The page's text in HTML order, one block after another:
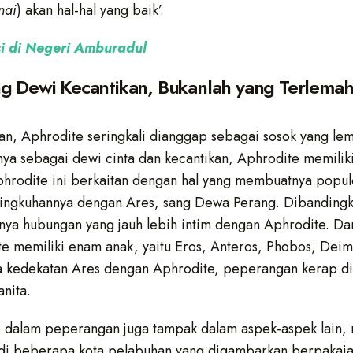
) akan hal-hal yang baik’.
di Negeri Amburadul
Dewi Kecantikan, Bukanlah yang Terlemah
Aphrodite seringkali dianggap sebagai sosok yang
sebagai dewi cinta dan kecantikan, Aphrodite
ini berkaitan dengan hal yang membuatnya
dengan Ares, sang Dewa Perang.
hubungan yang jauh lebih intim dengan Aphrodite.
memiliki enam anak, yaitu Eros, Anteros, Phobos,
kedekatan Ares dengan Aphrodite, peperangan kerap
peperangan juga tampak dalam aspek-aspek lain,